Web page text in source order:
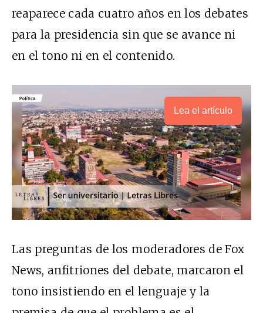
reaparece cada cuatro años en los debates
para la presidencia sin que se avance ni
en el tono ni en el contenido.
Lea el artículo
Las preguntas de los moderadores de Fox
News, anfitriones del debate, marcaron el
tono insistiendo en el lenguaje y la